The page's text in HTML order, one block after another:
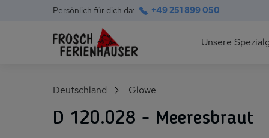
Persönlich für dich da: +49 251 899 050
Hauptnavigation
Unsere
Polnische Ostsee
Deutschland Glowe
D 120.028 - Meeresbraut